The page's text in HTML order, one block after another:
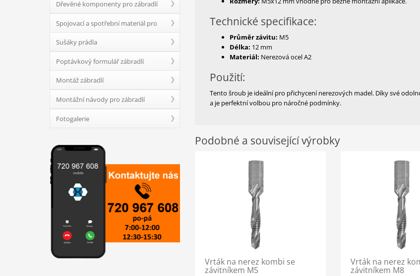
Dřevěné komponenty pro zábradlí
Spojovací a spotřební materiál pro
zábradlí
Sušáky prádla
Poptávkový formulář zábradlí
Montáž zábradlí
Montážní návody pro zábradlí
Fotogalerie
Technické specifikace:
Průměr závitu: M5
Délka: 12 mm
Materiál: Nerezová ocel A2
Použití:
Tento šroub je ideální pro přichycení nerezových madel. Díky své
a je perfektní volbou pro náročné podmínky.
Podobné a související výrobky
Vrták na nerez kombi se
závitníkem M5
Vrták na nerez
závitníkem M8